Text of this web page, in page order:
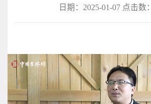
日期：2025-01-07 点击数：